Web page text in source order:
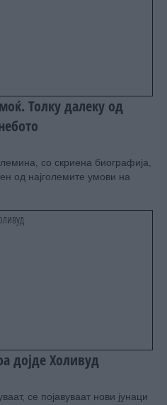
Толку далеку од
со скриена биографија,
од најголемите умови на
дојде Холивуд
се појавуваат нови јунаци